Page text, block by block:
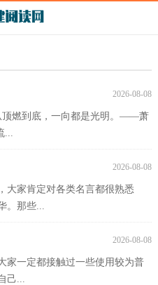
2026-08-08
燃到底，一向都是光明。——萧
2026-08-08
大家肯定对各类名言都很熟悉
。那些...
2026-08-08
家一定都接触过一些使用较为普
己...